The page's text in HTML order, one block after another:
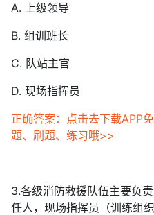
A. 上级领导
B. 组训班长
C. 队站主官
D. 现场指挥员
正确答案：点击去下载APP
题、刷题、练习哦>>
3.各级消防救援队伍主要负
任人，现场指挥员（训练组